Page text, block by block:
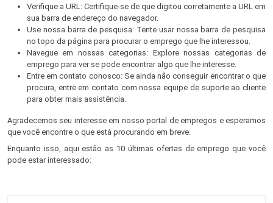
Verifique a URL: Certifique-se de que digitou corretamente a URL em
sua barra de endereço do navegador.
Use nossa barra de pesquisa: Tente usar nossa barra de pesquisa
no topo da página para procurar o emprego que lhe interessou.
Navegue em nossas categorias: Explore nossas categorias de
emprego para ver se pode encontrar algo que lhe interesse.
Entre em contato conosco: Se ainda não conseguir encontrar o que
procura, entre em contato com nossa equipe de suporte ao cliente
para obter mais assistência.
Agradecemos seu interesse em nosso portal de empregos e esperamos
que você encontre o que está procurando em breve.
Enquanto isso, aqui estão as 10 últimas ofertas de emprego que você
pode estar interessado: